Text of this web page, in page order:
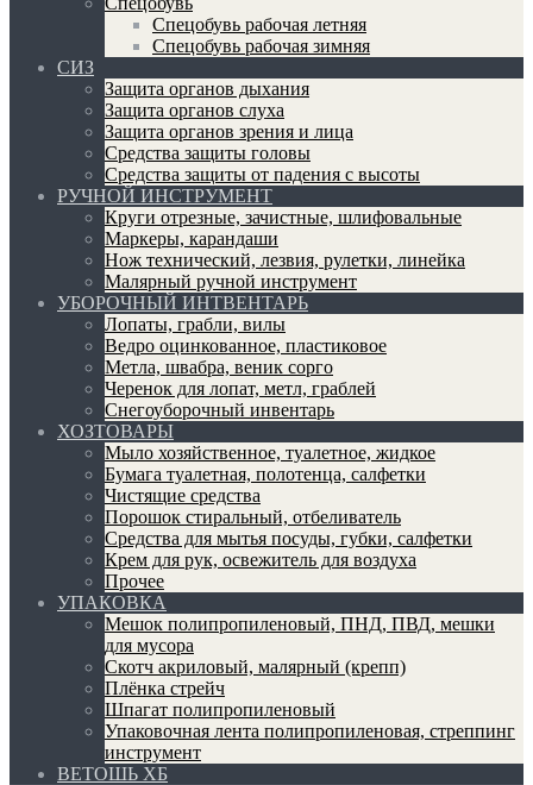
Спецобувь рабочая летняя
Спецобувь рабочая зимняя
СИЗ
Защита органов дыхания
Защита органов слуха
Защита органов зрения и лица
Средства защиты головы
Средства защиты от падения с высоты
РУЧНОЙ ИНСТРУМЕНТ
Круги отрезные, зачистные, шлифовальные
Маркеры, карандаши
Нож технический, лезвия, рулетки, линейка
Малярный ручной инструмент
УБОРОЧНЫЙ ИНТВЕНТАРЬ
Лопаты, грабли, вилы
Ведро оцинкованное, пластиковое
Метла, швабра, веник сорго
Черенок для лопат, метл, граблей
Снегоуборочный инвентарь
ХОЗТОВАРЫ
Мыло хозяйственное, туалетное, жидкое
Бумага туалетная, полотенца, салфетки
Чистящие средства
Порошок стиральный, отбеливатель
Средства для мытья посуды, губки, салфетки
Крем для рук, освежитель для воздуха
Прочее
УПАКОВКА
Мешок полипропиленовый, ПНД, ПВД, мешки
для мусора
Скотч акриловый, малярный (крепп)
Плёнка стрейч
Шпагат полипропиленовый
Упаковочная лента полипропиленовая, стреппинг
инструмент
ВЕТОШЬ ХБ